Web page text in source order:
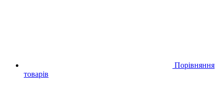
Порівняння
товарів